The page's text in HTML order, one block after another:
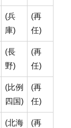
(兵
庫)
(再
任)
(長
野)
(再
任)
(比例
四国)
(再
任)
(北海
(再